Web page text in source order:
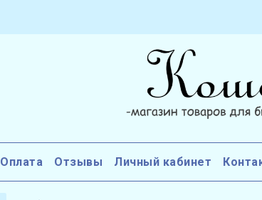
Оплата Отзывы Личный кабинет